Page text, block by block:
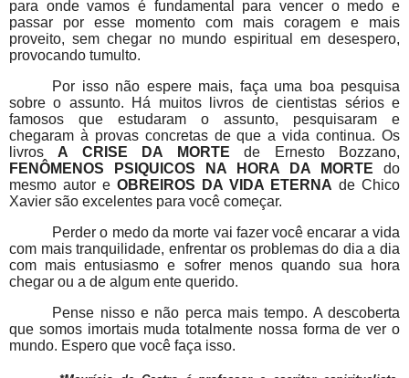
para onde vamos é fundamental para vencer o medo e
passar por esse momento com mais coragem e mais
proveito, sem chegar no mundo espiritual em desespero,
provocando tumulto.
Por isso não espere mais, faça uma boa pesquisa
sobre o assunto. Há muitos livros de cientistas sérios e
famosos que estudaram o assunto, pesquisaram e
chegaram à provas concretas de que a vida continua. Os
livros A CRISE DA MORTE de Ernesto Bozzano,
FENÔMENOS PSIQUICOS NA HORA DA MORTE do
mesmo autor e OBREIROS DA VIDA ETERNA de Chico
Xavier são excelentes para você começar.
Perder o medo da morte vai fazer você encarar a vida
com mais tranquilidade, enfrentar os problemas do dia a dia
com mais entusiasmo e sofrer menos quando sua hora
chegar ou a de algum ente querido.
Pense nisso e não perca mais tempo. A descoberta
que somos imortais muda totalmente nossa forma de ver o
mundo. Espero que você faça isso.